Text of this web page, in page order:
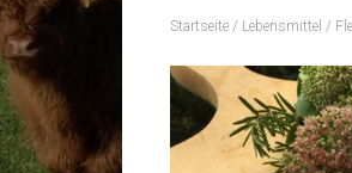
Startseite / Lebensmittel /